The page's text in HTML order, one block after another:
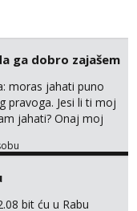
ga dobro zajašem
moras jahati puno
pravoga. Jesi li ti moj
jahati? Onaj moj
se tamo....
bit ću u Rabu